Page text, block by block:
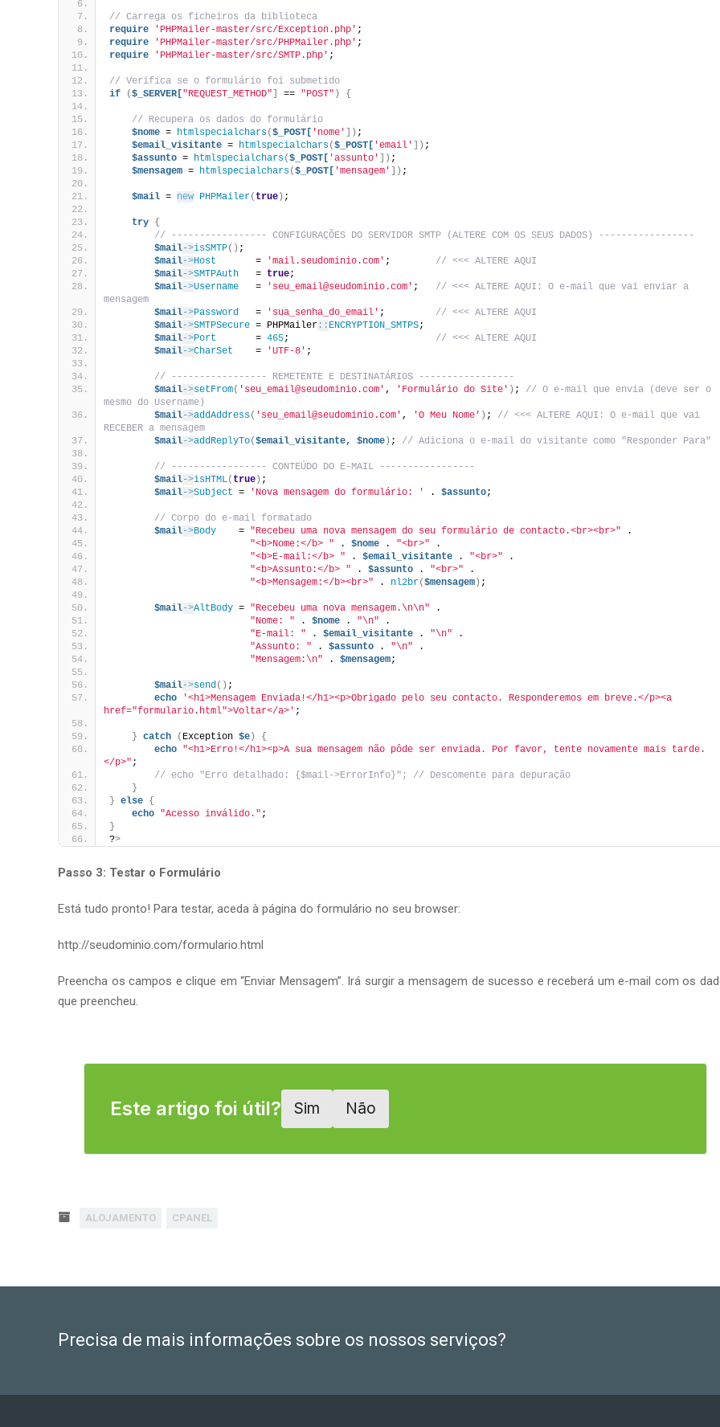
// Carrega os ficheiros da biblioteca
require
'PHPMailer-master/src/Exception.php' ;
require
'PHPMailer-master/src/PHPMailer.php' ;
require
'PHPMailer-master/src/SMTP.php' ;
// Verifica se o formulário foi submetido
if
($_SERVER["REQUEST_METHOD"] == "POST" ) {
// Recupera os dados do formulário
$nome = htmlspecialchars($_POST[ 'nome' ]) ;
$email_visitante = htmlspecialchars($_POST[ 'email' ]) ;
$assunto = htmlspecialchars($_POST[ 'assunto' ]) ;
$mensagem = htmlspecialchars($_POST[ 'mensagem' ]) ;
$mail = new PHPMailer( true) ;
try {
// ----------------- CONFIGURAÇÕES DO SERVIDOR SMTP (ALTERE COM OS SEUS DADOS) -----------------
$mail->isSMTP() ;
$mail->Host
       =
'mail.seudominio.com' ; // <<< ALTERE AQUI
$mail->SMTPAuth
   =
true;
$mail->Username
   =
'seu_email@seudominio.com' ; // <<< ALTERE AQUI: O e-mail que vai enviar a
mensagem
$mail->Password
   =
'sua_senha_do_email' ; // <<< ALTERE AQUI
$mail->SMTPSecure = PHPMailer :: ENCRYPTION_SMTPS;
$mail->Port
       =
465; // <<< ALTERE AQUI
$mail->CharSet
    =
'UTF-8' ;
// ----------------- REMETENTE E DESTINATÁRIOS -----------------
$mail->setFrom( 'seu_email@seudominio.com' , 'Formulário do Site' ) ; // O e-mail que envia (deve ser o
mesmo do Username)
$mail->addAddress( 'seu_email@seudominio.com' , 'O Meu Nome' ) ; // <<< ALTERE AQUI: O e-mail que vai
RECEBER a mensagem
$mail->addReplyTo($email_visitante, $nome) ; // Adiciona o e-mail do visitante como "Responder Para"
// ----------------- CONTEÚDO DO E-MAIL -----------------
$mail->isHTML( true) ;
$mail->Subject = 'Nova mensagem do formulário: ' . $assunto;
// Corpo do e-mail formatado
$mail->Body
    =
"Recebeu uma nova mensagem do seu formulário de contacto.<br><br>" .
"<b>Nome:</b> " . $nome . "<br>" .
"<b>E-mail:</b> " . $email_visitante . "<br>" .
"<b>Assunto:</b> " . $assunto . "<br>" .
"<b>Mensagem:</b><br>" . nl2br($mensagem) ;
$mail->AltBody = "Recebeu uma nova mensagem.\n\n" .
"Nome: " . $nome . "\n" .
"E-mail: " . $email_visitante . "\n" .
"Assunto: " . $assunto . "\n" .
"Mensagem:\n" . $mensagem;
$mail->send () ;
echo
'<h1>Mensagem Enviada!</h1><p>Obrigado pelo seu contacto. Responderemos em breve.</p><a
href="formulario.html">Voltar</a>' ;
} catch ( Exception $e)
{
echo "<h1>Erro!</h1><p>A sua mensagem não pôde ser enviada. Por favor, tente novamente mais tarde.
</p>" ;
// echo "Erro detalhado: {$mail->ErrorInfo}"; // Descomente para depuração
}
} else {
echo "Acesso inválido." ;
}
?>
Passo 3: Testar o Formulário
Está tudo pronto! Para testar, aceda à página do formulário no seu browser:
http://seudominio.com/formulario.html
Preencha os campos e clique em “Enviar Mensagem”. Irá surgir a mensagem de sucesso e receberá um e-mail com os
que preencheu.
Este artigo foi útil? Sim Não
ALOJAMENTO CPANEL
Precisa de mais informações sobre os nossos serviços?